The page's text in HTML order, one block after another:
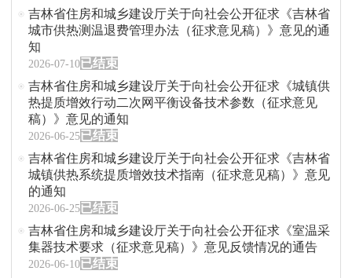
吉林省住房和城乡建设厅关于向社会公开征求《吉林省
城市供热测温退费管理办法（征求意见稿）》意见的通
知
2026-07-10已结束
吉林省住房和城乡建设厅关于向社会公开征求《城镇供
热提质增效行动二次网平衡设备技术参数（征求意见
稿）》意见的通知
2026-06-25已结束
吉林省住房和城乡建设厅关于向社会公开征求《吉林省
城镇供热系统提质增效技术指南（征求意见稿）》意见
的通知
2026-06-25已结束
吉林省住房和城乡建设厅关于向社会公开征求《室温采
集器技术要求（征求意见稿）》意见反馈情况的通告
2026-06-10已结束